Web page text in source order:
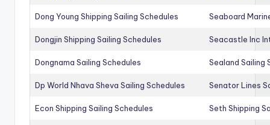
Dong Young Shipping Sailing Schedules Seaboard
Dongjin Shipping Sailing Schedules Seacastle Inc
Dongnama Sailing Schedules Sealand Sailing
Dp World Nhava Sheva Sailing Schedules Senator Lines
Econ Shipping Sailing Schedules Seth Shipping